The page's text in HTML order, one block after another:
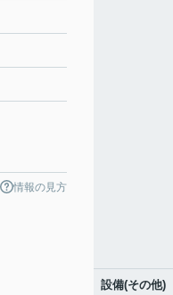
情報の見方
設備(その他)